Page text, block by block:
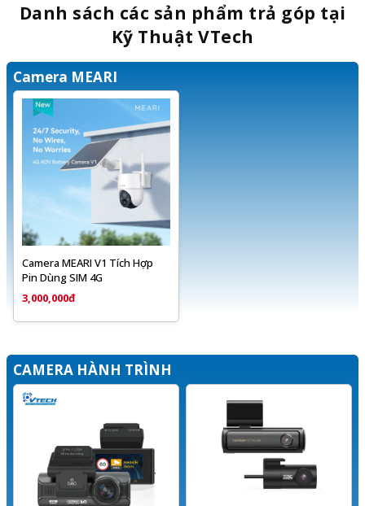
Danh sách các sản phẩm trả góp tại
Kỹ Thuật VTech
Camera MEARI
Camera MEARI V1 Tích Hợp
Pin Dùng SIM 4G
3,000,000đ
CAMERA HÀNH TRÌNH